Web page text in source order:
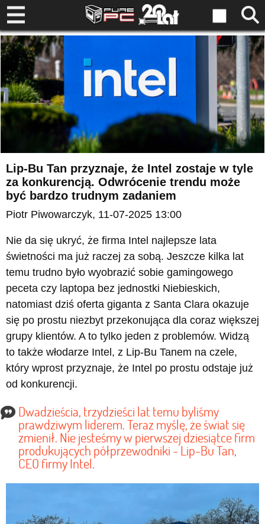
Lip-Bu Tan przyznaje, że Intel zostaje w tyle
za konkurencją. Odwrócenie trendu może
być bardzo trudnym zadaniem
Piotr Piwowarczyk, 11-07-2025 13:00
Nie da się ukryć, że firma Intel najlepsze lata
świetności ma już raczej za sobą. Jeszcze kilka lat
temu trudno było wyobrazić sobie gamingowego
peceta czy laptopa bez jednostki Niebieskich,
natomiast dziś oferta giganta z Santa Clara okazuje
się po prostu niezbyt przekonująca dla coraz większej
grupy klientów. A to tylko jeden z problemów. Widzą
to także włodarze Intel, z Lip-Bu Tanem na czele,
który wprost przyznaje, że Intel po prostu odstaje już
od konkurencji.
Dwadzieścia, trzydzieści lat temu byliśmy
prawdziwym liderem. Teraz myślę, że świat się
zmienił. Nie jesteśmy w pierwszej dziesiątce firm
produkujących półprzewodniki - Lip-Bu Tan,
CEO firmy Intel.